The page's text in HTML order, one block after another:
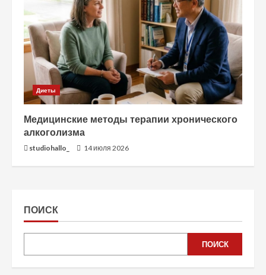
Диеты
Медицинские методы терапии хронического
алкоголизма
studiohallo_ 14 июля 2026
ПОИСК
ПОИСК